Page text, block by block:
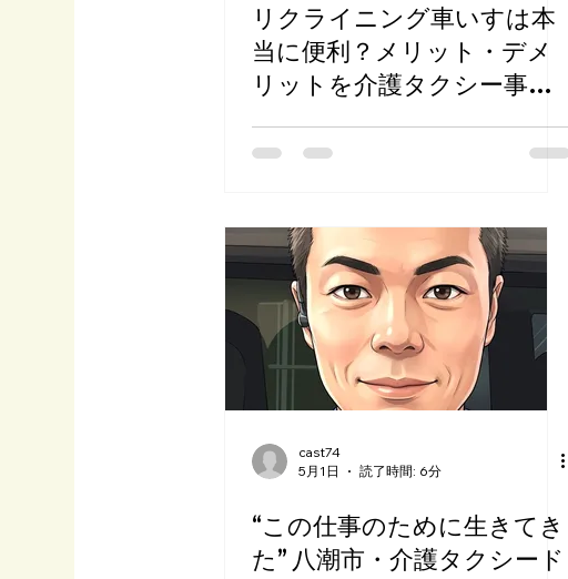
リクライニング車いすは本
当に便利？メリット・デメ
リットを介護タクシー事業
cast74
5月1日
読了時間: 6分
“この仕事のために生きてき
た” 八潮市・介護タクシード